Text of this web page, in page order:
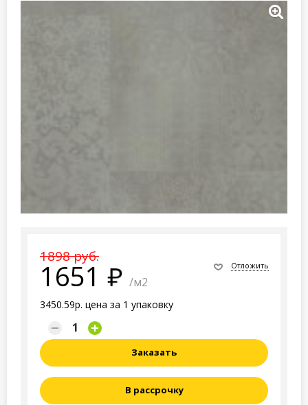
1898 руб.
1651 /м2
3450.59р. цена за 1 упаковку
Отложить
Заказать
В рассрочку